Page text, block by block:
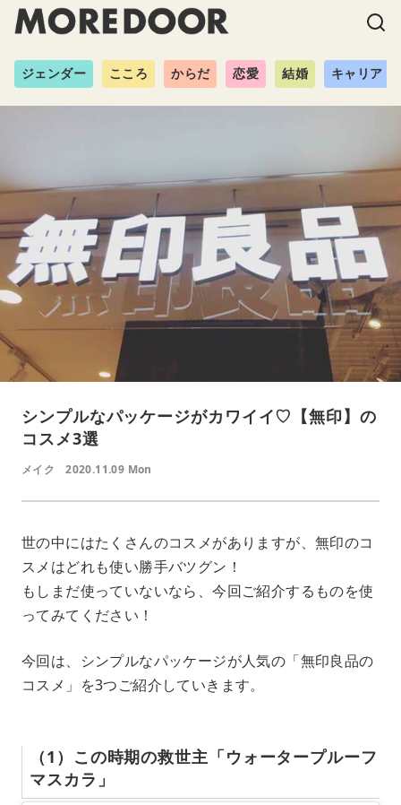
ジェンダー こころ からだ 恋愛 結婚 キャリア
シンプルなパッケージがカワイイ♡【無印】の
コスメ3選
メイク 2020.11.09 Mon
世の中にはたくさんのコスメがありますが、無印のコ
スメはどれも使い勝手バツグン！
もしまだ使っていないなら、今回ご紹介するものを使
ってみてください！
今回は、シンプルなパッケージが人気の「無印良品の
コスメ」を3つご紹介していきます。
（1）この時期の救世主「ウォータープルーフ
マスカラ」